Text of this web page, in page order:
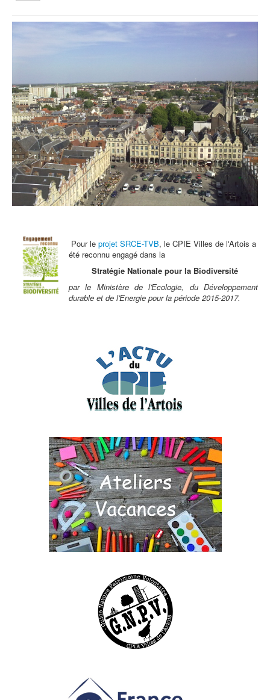
la
Vous êtes ici :
Accueil
Le jardin du coteau vivant
Activités tout public
Animations et éducation
Accompagnement du territoire et ingénierie
Espace Info Energie
Guide Nature Patrimoine Volontaire (GNPV)
Centre de Ressources du Territoire (CRT)
Contact
Pour le projet SRCE-TVB, le CPIE Villes de l'Artois a
été reconnu engagé dans la
Stratégie Nationale pour la Biodiversité
par le Ministère de l'Ecologie, du Développement
durable et de l'Energie pour la période 2015-2017.